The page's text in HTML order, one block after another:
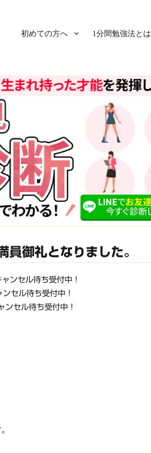
初めての方へ 1分間勉強法とは
員御礼となりました。
セル待ち受付中！
セル待ち受付中！
セル待ち受付中！